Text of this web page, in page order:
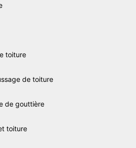
toiture
de toiture
de gouttière
toiture